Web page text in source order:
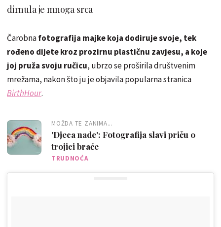
dirnula je mnoga srca
Čarobnafotografija majke koja dodiruje svoje, tek
rođeno dijete kroz prozirnu plastičnu zavjesu, a koje
joj pruža svoju ručicu, ubrzo se proširila društvenim
mrežama, nakon što ju je objavila popularna stranica
BirthHour.
MOŽDA TE ZANIMA...
'Djeca nade': Fotografija slavi priču o
trojici braće
TRUDNOĆA